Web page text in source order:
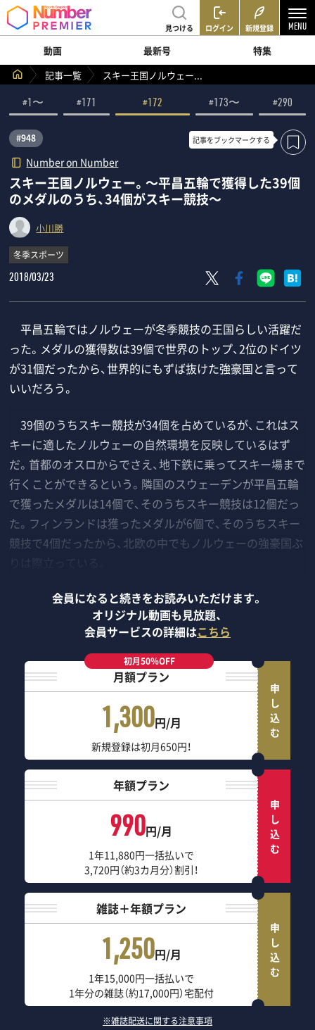
見つける ログイン 新規登録
動画 最新号
特集
記事一覧
スキー王国ノルウェー...
#1〜 #171 #172 #173〜 #290
#948
Number on Number
記事をブックマークする
スキー王国ノルウェー。～平昌五輪で獲得した39個
のメダルのうち、34個がスキー競技～
小川勝
冬季スポーツ
2018/03/23
平昌五輪ではノルウェーが冬季競技の王国らしい活躍だ
った。メダルの獲得数は39個で世界のトップ、2位のドイツ
が31個だったから、世界的にもずば抜けた強豪国と言って
いいだろう。
39個のうちスキー競技が34個を占めているが、これはス
キーに適したノルウェーの自然環境を反映しているはず
だ。首都のオスロからでさえ、地下鉄に乗ってスキー場まで
行くことができるという。隣国のスウェーデンが平昌五輪
で獲ったメダルは14個で、そのうちスキー競技は12個だっ
た。フィンランドは獲ったメダルが6個で、そのうちスキー
競技で4個だったから、北欧の中でもノルウェーの強豪国ぶ
会員になると続きをお読みいただけます。
オリジナル動画も見放題、
会員サービスの詳細はこちら
初月50％OFF
月額プラン
1,300円/月
新規登録は初月650円！
申し込む
年額プラン
990円/月
1年11,880円一括払いで
3,720円（約3カ月分）割引！
申し込む
雑誌＋年額プラン
1,250円/月
1年15,000円一括払いで
1年分の雑誌（約17,000円）宅配付
申し込む
※雑誌配送に関する注意事項